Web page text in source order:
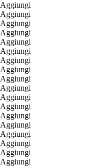
Aggiungi
Aggiungi
Aggiungi
Aggiungi
Aggiungi
Aggiungi
Aggiungi
Aggiungi
Aggiungi
Aggiungi
Aggiungi
Aggiungi
Aggiungi
Aggiungi
Aggiungi
Aggiungi
Aggiungi
Aggiungi